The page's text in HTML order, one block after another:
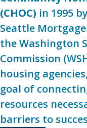
(CHOC) in 1995
Seattle
the Washington
Commission
housing
goal of
resources
barriers to